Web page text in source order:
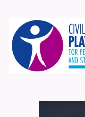
Aller
au
contenu